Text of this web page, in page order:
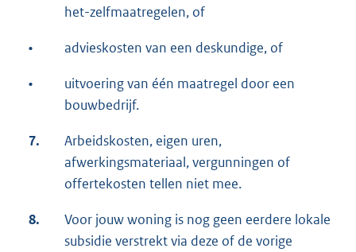
het-zelfmaatregelen, of
• advieskosten van een deskundige, of
•
uitvoering van één maatregel door een
bouwbedrijf.
7.
Arbeidskosten, eigen uren,
afwerkingsmateriaal, vergunningen of
offertekosten tellen niet mee.
8.
Voor jouw woning is nog geen eerdere lokale
subsidie verstrekt via deze of de vorige